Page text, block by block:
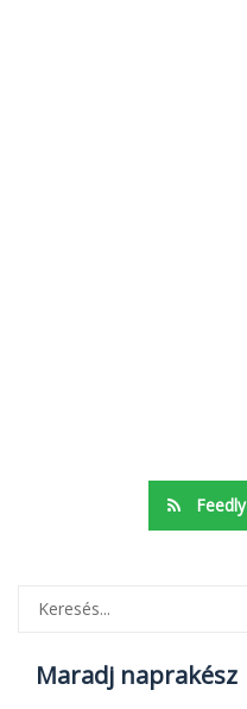
Feedly
Maradj naprakész